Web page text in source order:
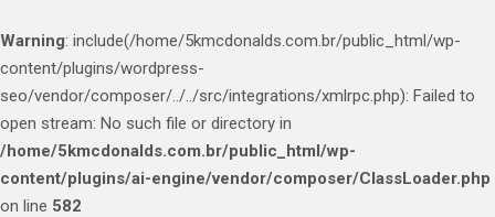
Warning: include(/home/5kmcdonalds.com.br/public_html/wp-
content/plugins/wordpress-
seo/vendor/composer/../../src/integrations/xmlrpc.php): Failed to
open stream: No such file or directory in
/home/5kmcdonalds.com.br/public_html/wp-
content/plugins/ai-engine/vendor/composer/ClassLoader.php
on line 582